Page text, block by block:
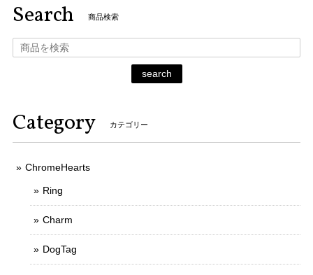
Search 商品検索
search
Category カテゴリー
ChromeHearts
Ring
Charm
DogTag